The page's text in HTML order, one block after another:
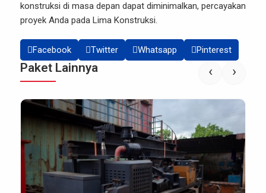
konstruksi di masa depan dapat diminimalkan, percayakan
proyek Anda pada Lima Konstruksi.
Facebook Twitter Whatsapp Pinterest
Paket Lainnya ‹ ›